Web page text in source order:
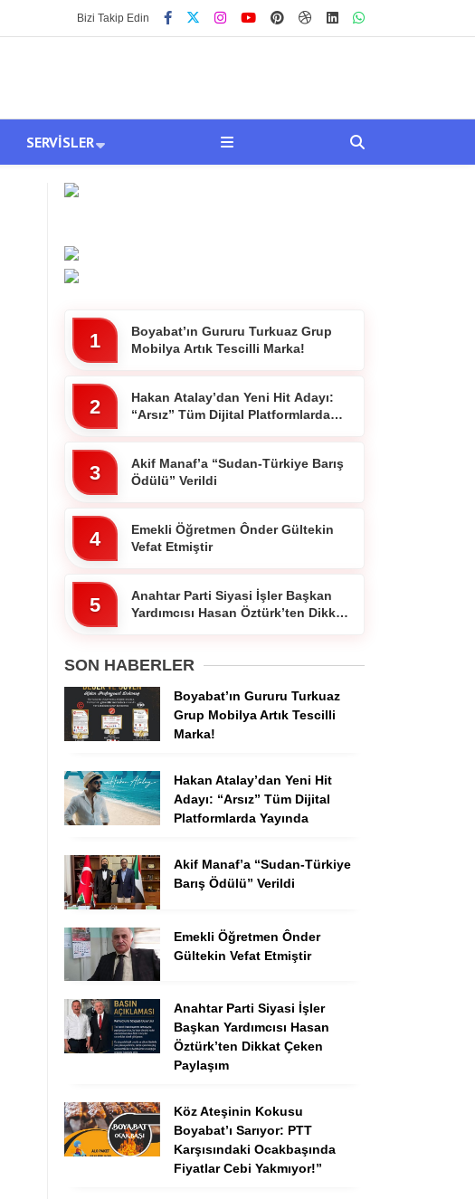
Bizi Takip Edin
SERVISLER
1
Boyabat’ın Gururu Turkuaz Grup
Mobilya Artık Tescilli Marka!
2
Hakan Atalay’dan Yeni Hit Adayı:
“Arsız” Tüm Dijital Platformlarda
3
Akif Manaf’a “Sudan-Türkiye Barış
Ödülü” Verildi
4
Emekli Öğretmen Ônder Gültekin
Vefat Etmiştir
5
Anahtar Parti Siyasi İşler Başkan
Yardımcısı Hasan Öztürk’ten Dikkat
SON HABERLER
Boyabat’ın Gururu Turkuaz
Grup Mobilya Artık Tescilli
Marka!
Hakan Atalay’dan Yeni Hit
Adayı: “Arsız” Tüm Dijital
Platformlarda Yayında
Akif Manaf’a “Sudan-Türkiye
Barış Ödülü” Verildi
Emekli Öğretmen Ônder
Gültekin Vefat Etmiştir
Anahtar Parti Siyasi İşler
Başkan Yardımcısı Hasan
Öztürk’ten Dikkat Çeken
Paylaşım
Köz Ateşinin Kokusu
Boyabat’ı Sarıyor: PTT
Karşısındaki Ocakbaşında
Fiyatlar Cebi Yakmıyor!”